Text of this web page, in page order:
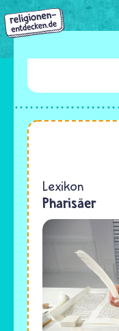
Direkt
zum
Inhalt
Judentum
Lexikon
Pharisäer